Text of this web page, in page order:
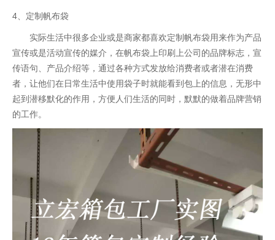
4、定制帆布袋
实际生活中很多企业或是商家都喜欢定制帆布袋用来作为产品
宣传或是活动宣传的媒介，在帆布袋上印刷上公司的品牌标志，宣
传语句、产品介绍等，通过各种方式发放给消费者或者潜在消费
者，让他们在日常生活中使用袋子时就能看到包上的信息，无形中
起到潜移默化的作用，方便人们生活的同时，默默的做着品牌营销
的工作。